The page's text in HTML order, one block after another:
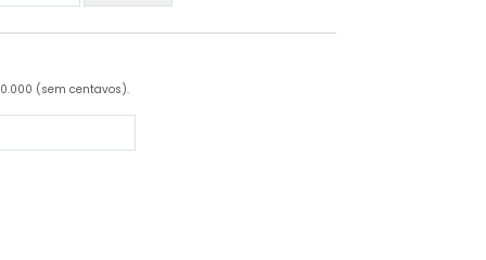
(sem centavos).